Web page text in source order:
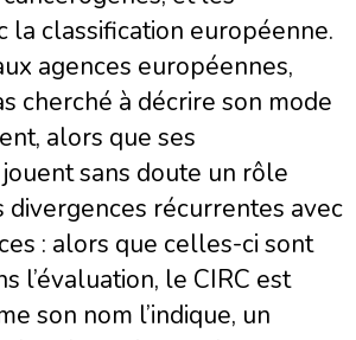
la classification européenne.
agences européennes,
cherché à décrire son mode
alors que ses
sans doute un rôle
divergences récurrentes avec
: alors que celles-ci sont
l’évaluation, le CIRC est
son nom l’indique, un